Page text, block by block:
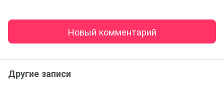
Новый комментарий
Другие записи